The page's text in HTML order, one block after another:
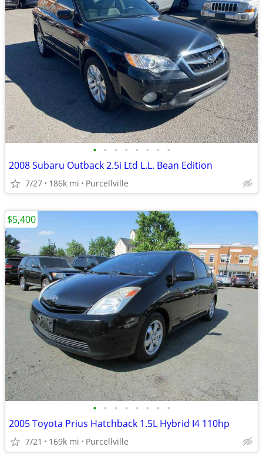
• • • • • • • •
2008 Subaru Outback 2.5i Ltd L.L. Bean Edition
7/27 186k mi Purcellville
• • • • • • • •
2005 Toyota Prius Hatchback 1.5L Hybrid I4 110hp
7/21 169k mi Purcellville
$5,400